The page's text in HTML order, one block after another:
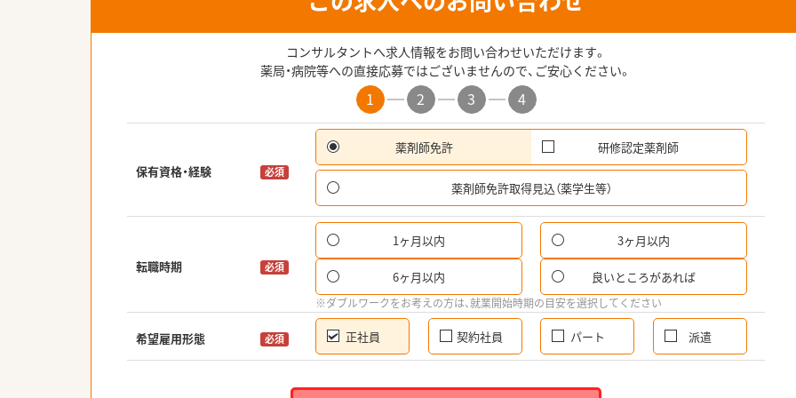
コンサルタントへ求人情報をお問い合わせいただけます。
薬局・病院等への直接応募ではございませんので、ご安心ください。
1 2 3 4
保有資格・経験 必須
薬剤師免許 研修認定薬剤師
薬剤師免許取得見込（薬学生等）
転職時期 必須
1ヶ月以内 3ヶ月以内
6ヶ月以内 良いところがあれば
※ダブルワークをお考えの方は、就業開始時期の目安を選択してください
希望雇用形態 必須 正社員 契約社員 パート 派遣